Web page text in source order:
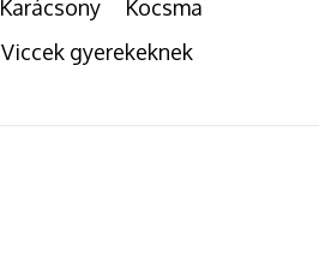
Karácsony
Kocsma
Viccek gyerekeknek